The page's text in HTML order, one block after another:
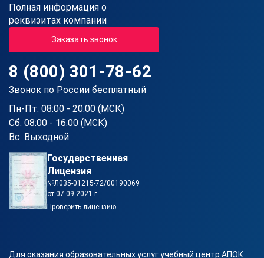
Полная информация о
реквизитах компании
Заказать звонок
8 (800) 301-78-62
Звонок по России бесплатный
Пн-Пт: 08:00 - 20:00 (МСК)
Сб: 08:00 - 16:00 (МСК)
Вс: Выходной
Государственная
Лицензия
№Л035-01215-72/00190069
от 07.09.2021 г.
Проверить лицензию
Для оказания образовательных услуг учебный центр АПОК